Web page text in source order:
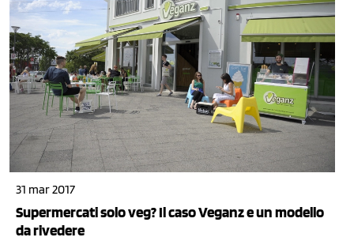
31 mar 2017
Supermercati solo veg? Il caso Veganz e un modello
da rivedere